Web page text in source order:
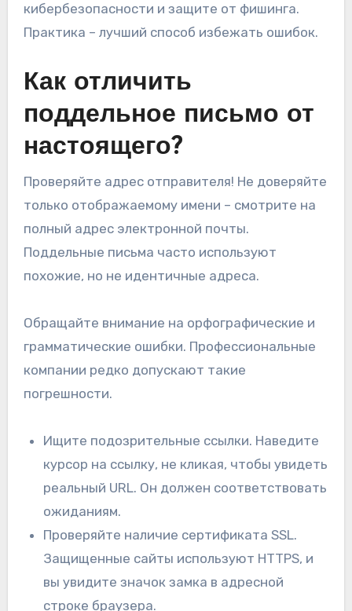
кибербезопасности и защите от фишинга.
Практика – лучший способ избежать ошибок.
Как отличить
поддельное письмо от
настоящего?
Проверяйте адрес отправителя! Не доверяйте
только отображаемому имени – смотрите на
полный адрес электронной почты.
Поддельные письма часто используют
похожие, но не идентичные адреса.
Обращайте внимание на орфографические и
грамматические ошибки. Профессиональные
компании редко допускают такие
погрешности.
Ищите подозрительные ссылки. Наведите
курсор на ссылку, не кликая, чтобы увидеть
реальный URL. Он должен соответствовать
ожиданиям.
Проверяйте наличие сертификата SSL.
Защищенные сайты используют HTTPS, и
вы увидите значок замка в адресной
строке браузера.